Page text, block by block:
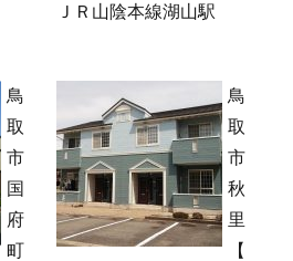
ＪＲ山陰本線湖山駅
鳥
取
市
国
府
町
鳥
取
市
秋
里
【